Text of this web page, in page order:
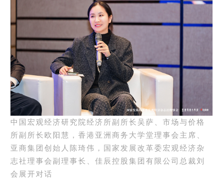
中国宏观经济研究院经济所副所长吴萨、市场与价格
所副所长欧阳慧，香港亚洲商务大学堂理事会主席、
亚商集团创始人陈琦伟，国家发展改革委宏观经济杂
志社理事会副理事长、佳辰控股集团有限公司总裁刘
会展开对话